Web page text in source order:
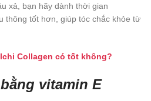
xả, bạn hãy dành thời gian
thông tốt hơn, giúp tóc chắc khỏe từ
Collagen có tốt không?
vitamin E